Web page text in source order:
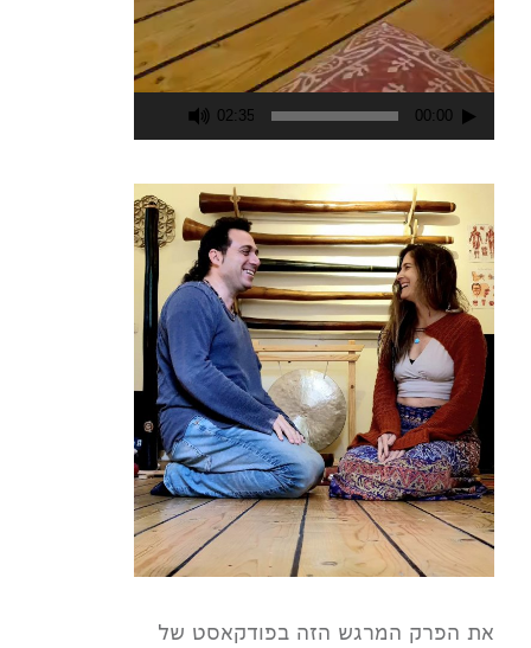
00:00
02:35
את הפרק המרגש הזה בפודקאסט של